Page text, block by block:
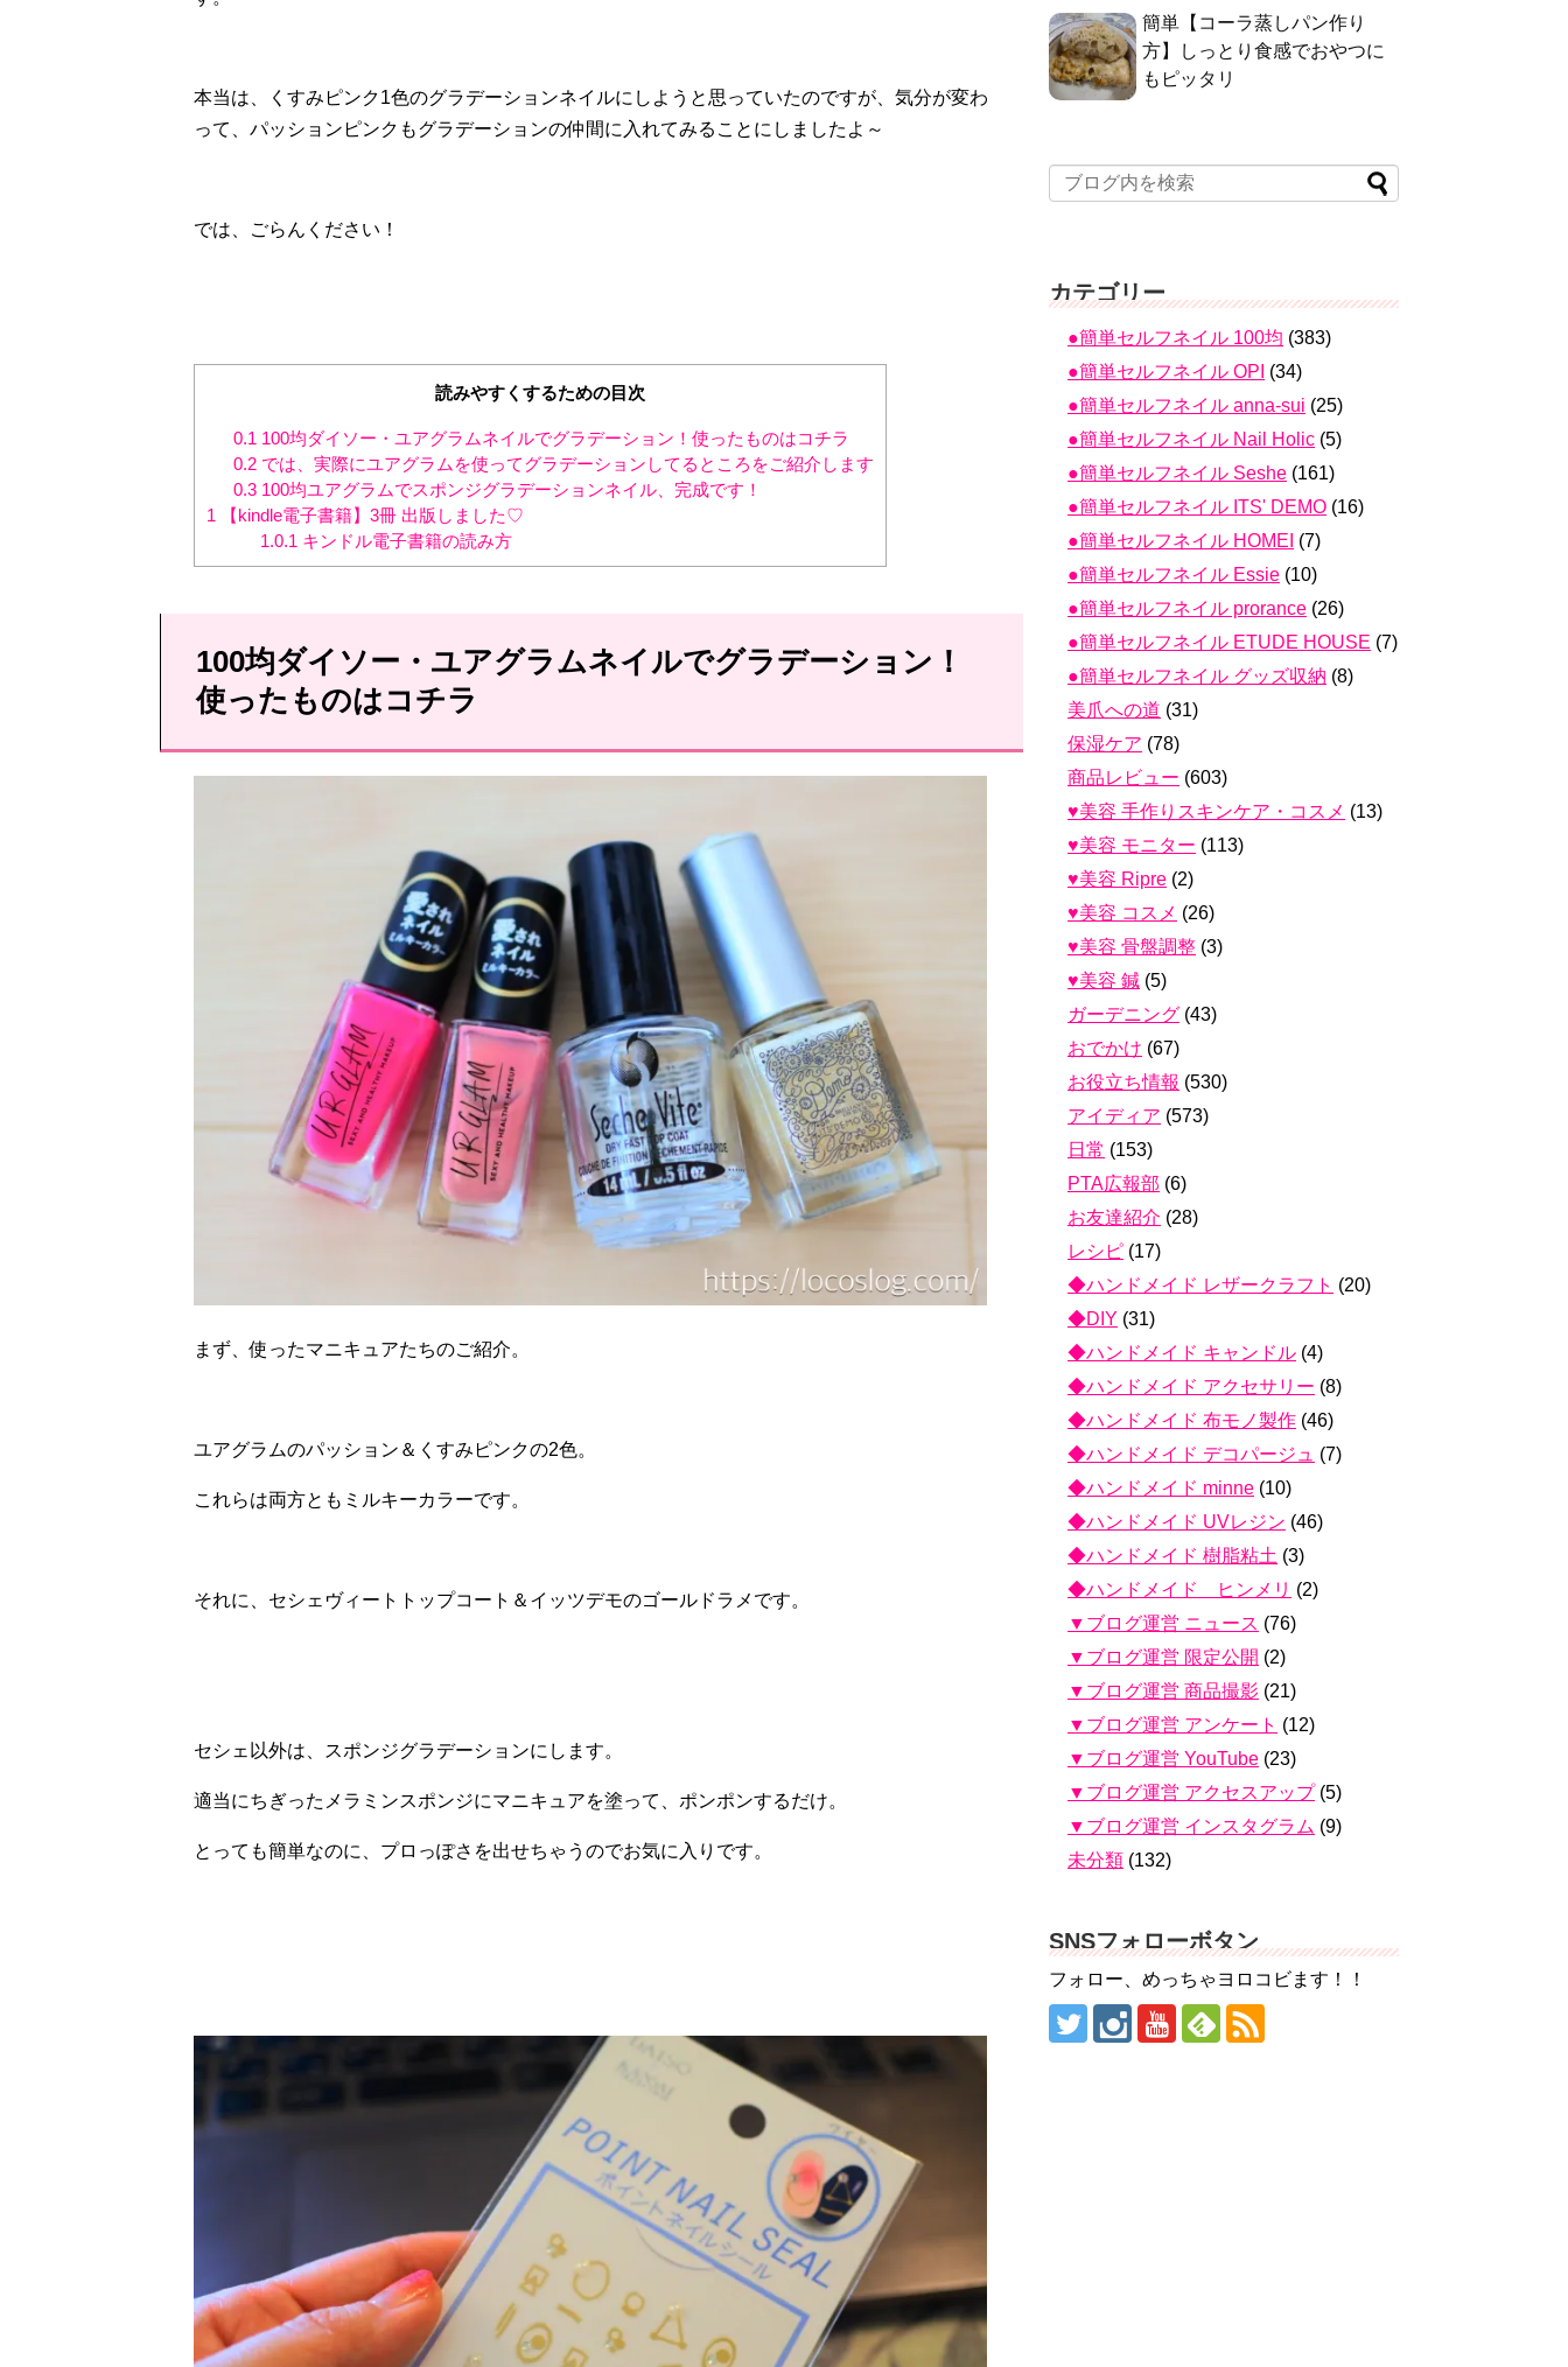
本当は、くすみピンク1色のグラデーションネイルにしようと思っていたのですが、気分が変わ
って、パッションピンクもグラデーションの仲間に入れてみることにしましたよ～
では、ごらんください！
読みやすくするための目次
0.1 100均ダイソー・ユアグラムネイルでグラデーション！使ったものはコチラ
0.2では、実際にユアグラムを使ってグラデーションしてるところをご紹介します
0.3100均ユアグラムでスポンジグラデーションネイル、完成です！
1 【kindle電子書籍】3冊 出版しました♡
1.0.1 キンドル電子書籍の読み方
100均ダイソー・ユアグラムネイルでグラデーション！
使ったものはコチラ
まず、使ったマニキュアたちのご紹介。
ユアグラムのパッション＆くすみピンクの2色。
これらは両方ともミルキーカラーです。
それに、セシェヴィートトップコート＆イッツデモのゴールドラメです。
セシェ以外は、スポンジグラデーションにします。
適当にちぎったメラミンスポンジにマニキュアを塗って、ポンポンするだけ。
とっても簡単なのに、プロっぽさを出せちゃうのでお気に入りです。
簡単【コーラ蒸しパン作り
方】しっとり食感でおやつに
もピッタリ
カテゴリー
●簡単セルフネイル 100均 (383)
●簡単セルフネイル OPI (34)
●簡単セルフネイル anna-sui (25)
●簡単セルフネイル Nail Holic (5)
●簡単セルフネイル Seshe (161)
●簡単セルフネイル ITS' DEMO (16)
●簡単セルフネイル HOMEI (7)
●簡単セルフネイル Essie (10)
●簡単セルフネイル prorance (26)
●簡単セルフネイル ETUDE HOUSE (7)
●簡単セルフネイル グッズ収納 (8)
美爪への道 (31)
保湿ケア (78)
商品レビュー (603)
♥美容 手作りスキンケア・コスメ (13)
♥美容 モニター (113)
♥美容 Ripre (2)
♥美容 コスメ (26)
♥美容 骨盤調整 (3)
♥美容 鍼 (5)
ガーデニング (43)
おでかけ (67)
お役立ち情報 (530)
アイディア (573)
日常 (153)
PTA広報部 (6)
お友達紹介 (28)
レシピ (17)
◆ハンドメイド レザークラフト (20)
◆DIY (31)
◆ハンドメイド キャンドル (4)
◆ハンドメイド アクセサリー (8)
◆ハンドメイド 布モノ製作 (46)
◆ハンドメイド デコパージュ (7)
◆ハンドメイド minne (10)
◆ハンドメイド UVレジン (46)
◆ハンドメイド 樹脂粘土 (3)
◆ハンドメイド ヒンメリ (2)
▼ブログ運営 ニュース (76)
▼ブログ運営 限定公開 (2)
▼ブログ運営 商品撮影 (21)
▼ブログ運営 アンケート (12)
▼ブログ運営 YouTube (23)
▼ブログ運営 アクセスアップ(5)
▼ブログ運営 インスタグラム (9)
未分類 (132)
SNSフォローボタン
フォロー、めっちゃヨロコビます！！